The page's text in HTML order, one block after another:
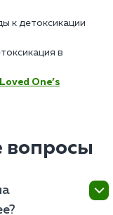
к детоксикации
в
One’s
вопросы